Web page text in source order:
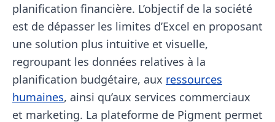
planification financière. L’objectif de la société
est de dépasser les limites d’Excel en proposant
une solution plus intuitive et visuelle,
regroupant les données relatives à la
planification budgétaire, aux ressources
humaines, ainsi qu’aux services commerciaux
et marketing. La plateforme de Pigment permet